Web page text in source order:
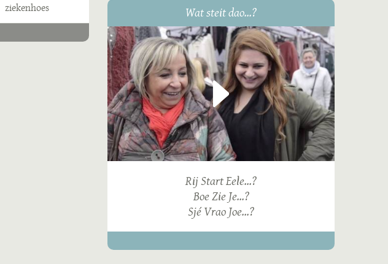
ziekenhoes Wat steit dao...?
Rij Start Eele...?
Boe Zie Je...?
Sjé Vrao Joe...?